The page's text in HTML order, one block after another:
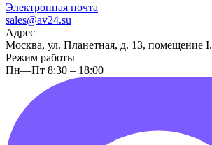
Электронная почта
sales@av24.su
Адрес
Москва, ул. Планетная, д. 13, помещение I.
Режим работы
Пн—Пт 8:30 – 18:00